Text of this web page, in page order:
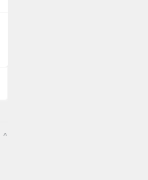
^